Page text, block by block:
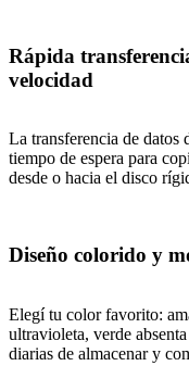
Rápida
velocidad
La transferencia de datos
tiempo de espera para
desde o hacia el disco
Diseño colorido y
Elegí tu color favorito:
ultravioleta, verde
diarias de almacenar y